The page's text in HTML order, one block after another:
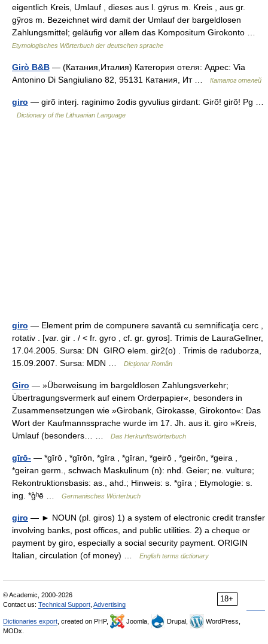
eigentlich Kreis, Umlauf , dieses aus l. gӯrus m. Kreis , aus gr.
gỹros m. Bezeichnet wird damit der Umlauf der bargeldlosen
Zahlungsmittel; geläufig vor allem das Kompositum Girokonto …
Etymologisches Wörterbuch der deutschen sprache
Girò B&B — (Катания,Италия) Категория отеля: Адрес: Via
Antonino Di Sangiuliano 82, 95131 Катания, Ит …
Каталог отелей
giro — girõ interj. raginimo žodis gyvulius girdant: Girõ! girõ! Pg …
Dictionary of the Lithuanian Language
giro — Element prim de compunere savantă cu semnificaţia cerc ,
rotativ . [var. gir . / < fr. gyro , cf. gr. gyros]. Trimis de LauraGellner,
17.04.2005. Sursa: DN GIRO elem. gir2(o) . Trimis de raduborza,
15.09.2007. Sursa: MDN …
Dicționar Român
Giro — »Überweisung im bargeldlosen Zahlungsverkehr;
Übertragungsvermerk auf einem Orderpapier«, besonders in
Zusammensetzungen wie »Girobank, Girokasse, Girokonto«: Das
Wort der Kaufmannssprache wurde im 17. Jh. aus it. giro »Kreis,
Umlauf (besonders… …
Das Herkunftswörterbuch
gīrō- — *gīrō , *gīrōn, *gīra , *gīran, *geirō , *geirōn, *geira ,
*geiran germ., schwach Maskulinum (n): nhd. Geier; ne. vulture;
Rekontruktionsbasis: as., ahd.; Hinweis: s. *gīra ; Etymologie: s.
ing. *g̑ʰē …
Germanisches Wörterbuch
giro — ► NOUN (pl. giros) 1) a system of electronic credit transfer
involving banks, post offices, and public utilities. 2) a cheque or
payment by giro, especially a social security payment. ORIGIN
Italian, circulation (of money) …
English terms dictionary
18+
© Academic, 2000-2026
Contact us: Technical Support Advertising
Dictionaries export , created on PHP, Joomla, Drupal,
WordPress,
MODx.